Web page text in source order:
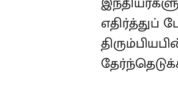
எதிர்த்துப்